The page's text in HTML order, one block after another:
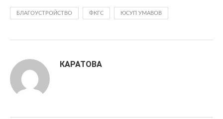
БЛАГОУСТРОЙСТВО ФКГС ЮСУП УМАВОВ
КАРАТОВА